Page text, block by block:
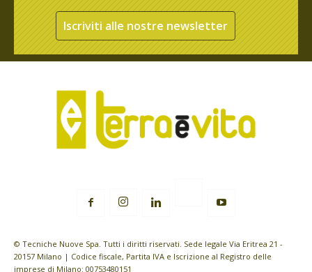
Iscriviti alle nostre newsletter
© Tecniche Nuove Spa. Tutti i diritti riservati. Sede legale Via Eritrea 21 -
20157 Milano | Codice fiscale, Partita IVA e Iscrizione al Registro delle
imprese di Milano: 00753480151